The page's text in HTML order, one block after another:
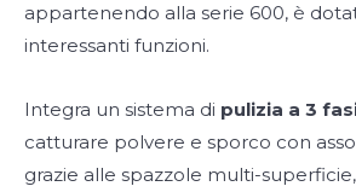
appartenendo alla serie 600, è
interessanti funzioni.
Integra un sistema di pulizia a 3
catturare polvere e sporco con
grazie alle spazzole multi-